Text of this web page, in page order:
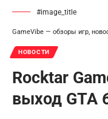
#image_title
GameVibe — обзоры игр,
НОВОСТИ
Rocktar
выход GTA